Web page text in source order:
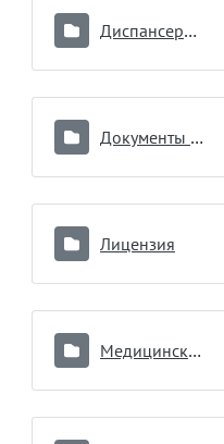
Диспансеризация
Документы подразделений
Лицензия
Медицинские работники